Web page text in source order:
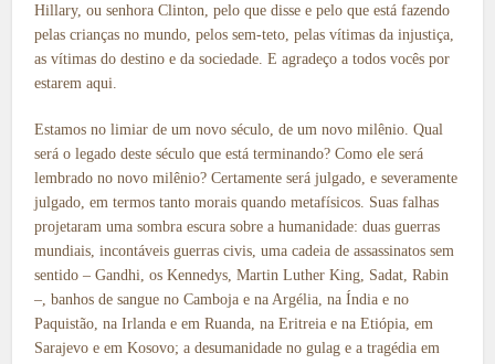
Hillary, ou senhora Clinton, pelo que disse e pelo que está fazendo
pelas crianças no mundo, pelos sem-teto, pelas vítimas da injustiça,
as vítimas do destino e da sociedade. E agradeço a todos vocês por
estarem aqui.
Estamos no limiar de um novo século, de um novo milênio. Qual
será o legado deste século que está terminando? Como ele será
lembrado no novo milênio? Certamente será julgado, e severamente
julgado, em termos tanto morais quando metafísicos. Suas falhas
projetaram uma sombra escura sobre a humanidade: duas guerras
mundiais, incontáveis guerras civis, uma cadeia de assassinatos sem
sentido – Gandhi, os Kennedys, Martin Luther King, Sadat, Rabin
–, banhos de sangue no Camboja e na Argélia, na Índia e no
Paquistão, na Irlanda e em Ruanda, na Eritreia e na Etiópia, em
Sarajevo e em Kosovo; a desumanidade no gulag e a tragédia em